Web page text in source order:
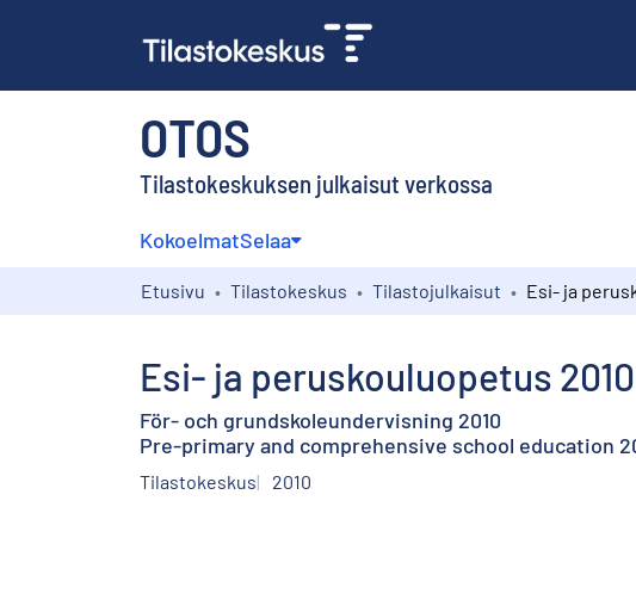
OTOS
Tilastokeskuksen julkaisut verkossa
KokoelmatSelaa
Etusivu Tilastokeskus Tilastojulkaisut
Esi- ja peruskouluopetus 2010
För- och grundskoleundervisning 2010
Pre-primary and comprehensive school education
Tilastokeskus 2010